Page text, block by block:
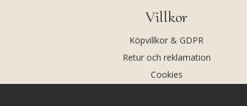
Villkor
Köpvillkor & GDPR
Retur och reklamation
Cookies